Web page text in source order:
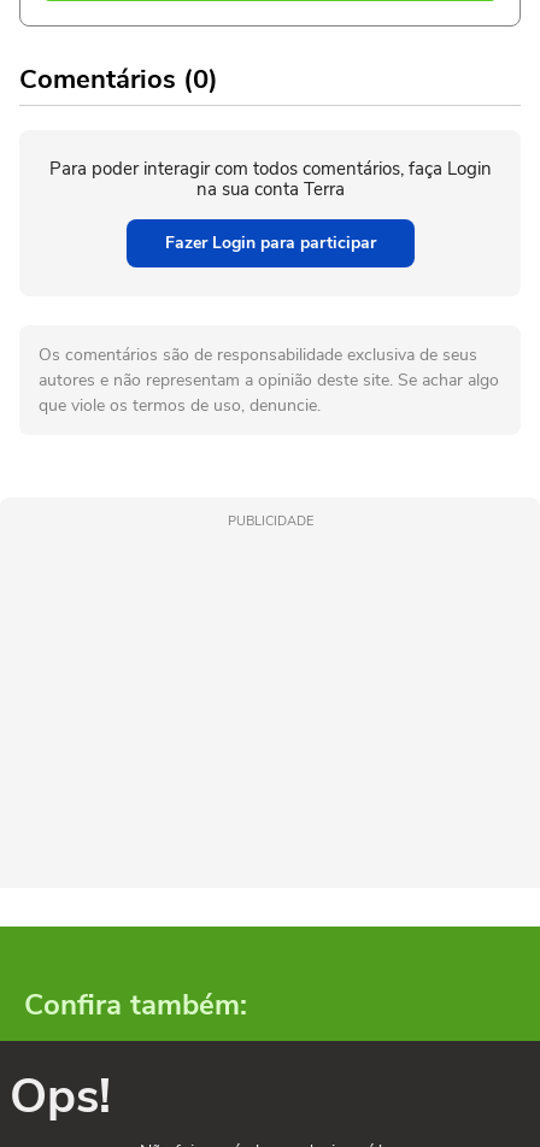
Comentários (0)
Para poder interagir com todos comentários, faça Login
na sua conta Terra
Fazer Login para participar
Os comentários são de responsabilidade exclusiva de seus
autores e não representam a opinião deste site. Se achar algo
que viole os termos de uso, denuncie.
PUBLICIDADE
Confira também:
Ops!